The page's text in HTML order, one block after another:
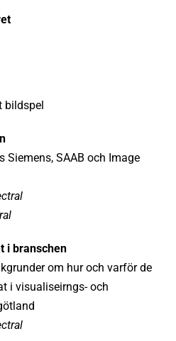
bildspel
SAAB och Image
i branschen
om hur och varför de
i visualiseirngs- och